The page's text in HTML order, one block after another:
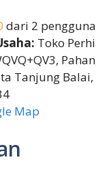
dari 2 pengguna
Toko
Tanjung
Map